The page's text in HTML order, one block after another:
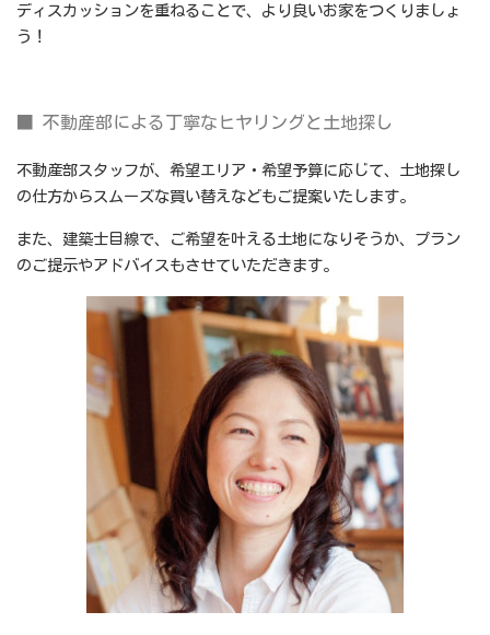
ディスカッションを重ねることで、より良いお家をつくりましょ
う！
■ 不動産部による丁寧なヒヤリングと土地探し
不動産部スタッフが、希望エリア・希望予算に応じて、土地探し
の仕方からスムーズな買い替えなどもご提案いたします。
また、建築士目線で、ご希望を叶える土地になりそうか、プラン
のご提示やアドバイスもさせていただきます。